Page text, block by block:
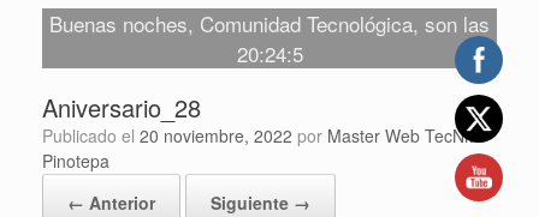
Buenas noches, Comunidad Tecnológica, son las
20:24:5
Aniversario_28
Publicado el 20 noviembre, 2022 por Master Web TecNM
Pinotepa
← Anterior
Siguiente →